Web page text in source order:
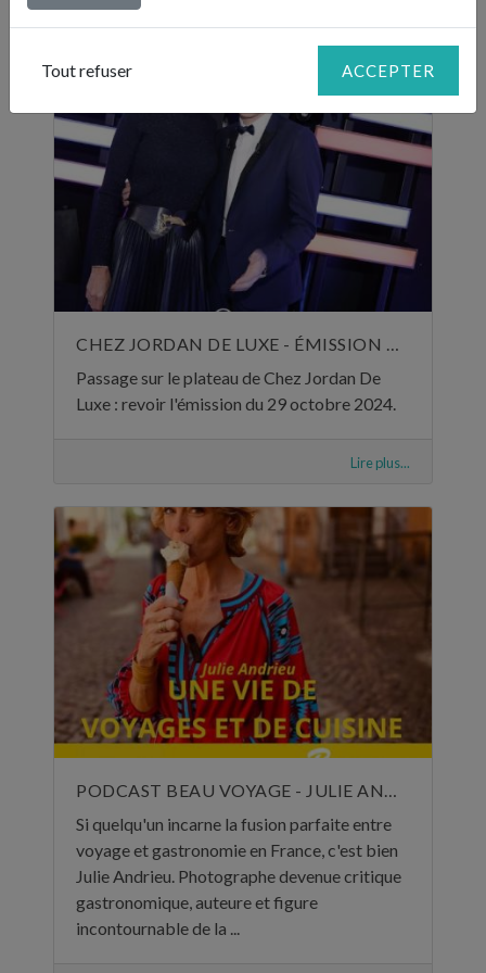
CHEZ JORDAN DE LUXE - ÉMISSION DU 29 OCTOBRE 2024
Passage sur le plateau de Chez Jordan De
Luxe : revoir l'émission du 29 octobre 2024.
Lire plus...
PODCAST BEAU VOYAGE - JULIE ANDRIEU, UNE VIE DE VOYAGES ET DE CUISINE - 5 NOVEMBRE 2024
Si quelqu'un incarne la fusion parfaite entre
voyage et gastronomie en France, c'est bien
Julie Andrieu. Photographe devenue critique
gastronomique, auteure et figure
incontournable de la ...
Tout refuser ACCEPTER